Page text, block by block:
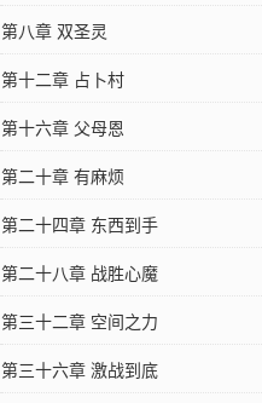
第八章 双圣灵
第十二章 占卜村
第十六章 父母恩
第二十章 有麻烦
第二十四章 东西到手
第二十八章 战胜心魔
第三十二章 空间之力
第三十六章 激战到底